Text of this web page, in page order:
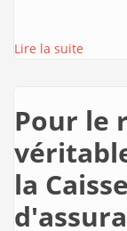
Lire la suite
Pour le
la